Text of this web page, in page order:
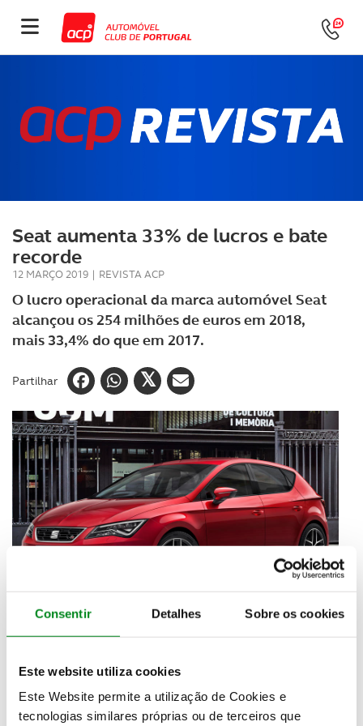
Consentir Detalhes Sobre os cookies
Este website utiliza cookies
Este Website permite a utilização de Cookies e
tecnologias similares próprias ou de terceiros que
Seat aumenta 33% de lucros e bate
recorde
12 MARÇO 2019 | REVISTA ACP
O lucro operacional da marca automóvel Seat
alcançou os 254 milhões de euros em 2018,
mais 33,4% do que em 2017.
Partilhar
O lucro operacional da Seat alcançou os 254
2017, com subida nas vendas, informou o grupo
Volkswagen, que detém a marca espanhola.